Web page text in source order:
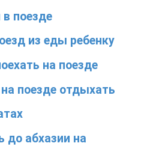
поезде
из еды ребенку
на поезде
поезде отдыхать
до абхазии на